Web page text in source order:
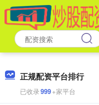
正规配资平台排行
已收录999+家平台